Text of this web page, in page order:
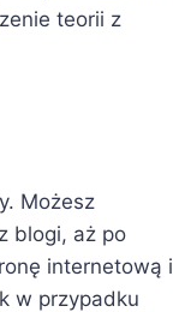
teorii z
Możesz
blogi, aż po
internetową i
w przypadku